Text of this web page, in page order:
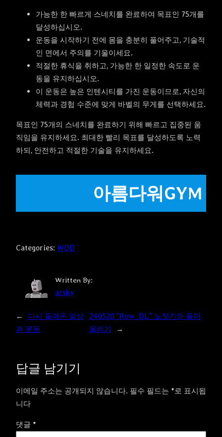
가능한 한 빠르게 스네치를 완료하여 목표인 75개를
달성하십시오.
운동을 시작하기 전에 몸을 충분히 풀어주고, 기술적
인 면에서 주의를 기울이세요.
적절한 휴식을 취하고, 가능한 한 일정한 속도로 운
동을 유지하십시오.
이 운동은 높은 인텐시티를 가진 운동이므로, 자신의
체력과 경험 수준에 맞게 바벨의 무게를 선택하세요.
목표인 75개의 스네치를 완료하기 위해 빠르고 집중된 움
직임을 유지하세요. 최대한 빨리 목표를 달성하도록 노력
하되, 안전하고 적절한 기술을 유지하세요.
아름다워GYM
Categories: WOD
Written By:
arsky
←
다시 돌아온 일상
과 운동
240520 “Row_DL” 노젓기와 들어
올리기
→
답글 남기기
이메일 주소는 공개되지 않습니다. 필수 필드는 *로 표시됩
니다
댓글 *